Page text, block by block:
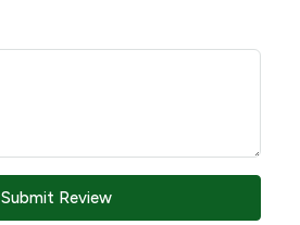
Submit Review